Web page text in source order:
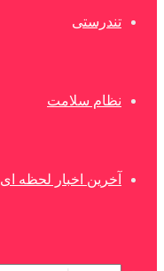
تندرستی
نظام سلامت
آخرین اخبار لحظه ای